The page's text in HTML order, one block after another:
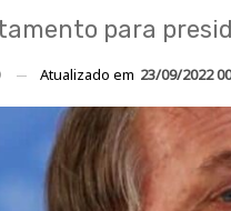
para
Atualizado em 23/09/2022